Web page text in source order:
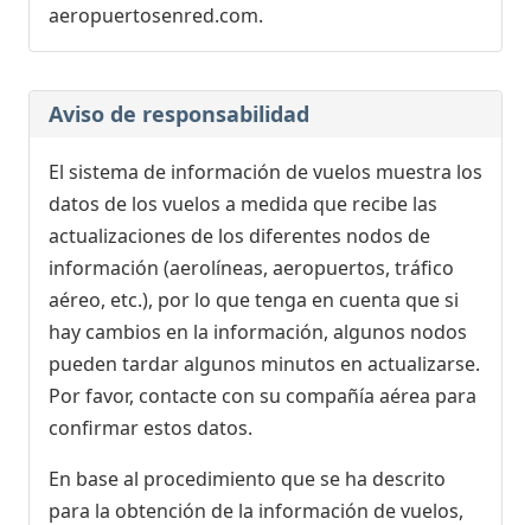
aeropuertosenred.com.
Aviso de responsabilidad
El sistema de información de vuelos muestra los
datos de los vuelos a medida que recibe las
actualizaciones de los diferentes nodos de
información (aerolíneas, aeropuertos, tráfico
aéreo, etc.), por lo que tenga en cuenta que si
hay cambios en la información, algunos nodos
pueden tardar algunos minutos en actualizarse.
Por favor, contacte con su compañía aérea para
confirmar estos datos.
En base al procedimiento que se ha descrito
para la obtención de la información de vuelos,